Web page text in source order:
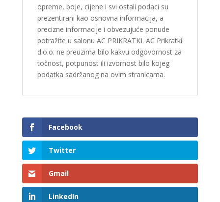
opreme, boje, cijene i svi ostali podaci su
prezentirani kao osnovna informacija, a
precizne informacije i obvezujuće ponude
potražite u salonu AC PRIKRATKI. AC Prikratki
d.o.o. ne preuzima bilo kakvu odgovornost za
točnost, potpunost ili izvornost bilo kojeg
podatka sadržanog na ovim stranicama.
Facebook
Twitter
Gmail
LinkedIn